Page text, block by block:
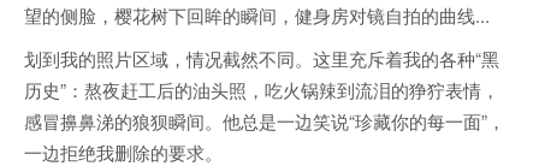
望的侧脸，樱花树下回眸的瞬间，健身房对镜自拍的曲线...
划到我的照片区域，情况截然不同。这里充斥着我的各种“黑
历史”：熬夜赶工后的油头照，吃火锅辣到流泪的狰狞表情，
感冒擤鼻涕的狼狈瞬间。他总是一边笑说“珍藏你的每一面”，
一边拒绝我删除的要求。